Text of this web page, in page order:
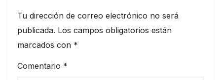
Tu dirección de correo electrónico no será
publicada. Los campos obligatorios están
marcados con *
Comentario *